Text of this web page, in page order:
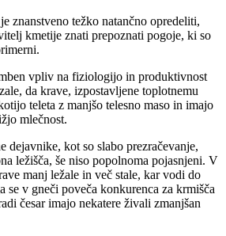
znanstveno težko natančno opredeliti,
kmetije znati prepoznati pogoje, ki so
vpliv na fiziologijo in produktivnost
da krave, izpostavljene toplotnemu
teleta z manjšo telesno maso in imajo
mlečnost.
dejavnike, kot so slabo prezračevanje,
ležišča, še niso popolnoma pojasnjeni. V
manj ležale in več stale, kar vodi do
se v gneči poveča konkurenca za krmišča
česar imajo nekatere živali zmanjšan